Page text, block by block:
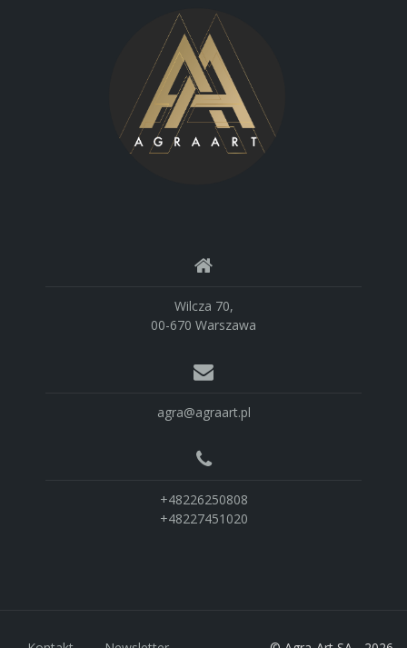
Wilcza 70,
00-670 Warszawa
agra@agraart.pl
+48226250808
+48227451020